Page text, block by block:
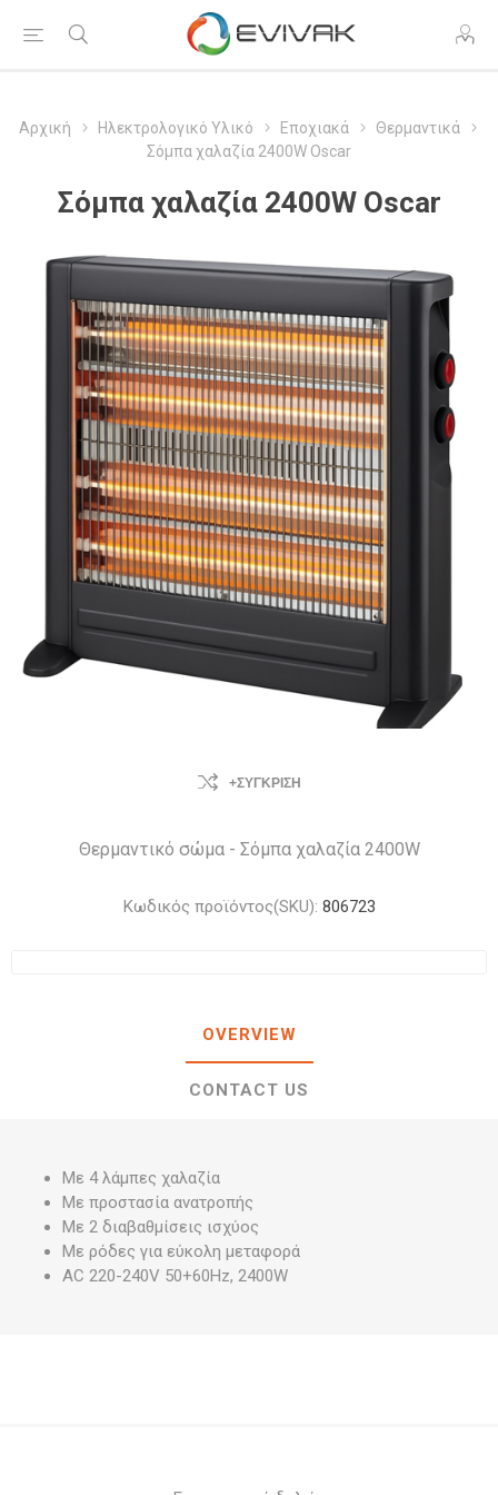
Αρχική Ηλεκτρολογικό Υλικό Εποχιακά
Θερμαντικά
Σόμπα χαλαζία 2400W Oscar
Σόμπα χαλαζία 2400W Oscar
+ΣΎΓΚΡΙΣΗ
Θερμαντικό σώμα - Σόμπα χαλαζία 2400W
Κωδικός προϊόντος(SKU): 806723
OVERVIEW
CONTACT US
Με 4 λάμπες χαλαζία
Με προστασία ανατροπής
Με 2 διαβαθμίσεις ισχύος
Με ρόδες για εύκολη μεταφορά
AC 220-240V 50+60Hz, 2400W